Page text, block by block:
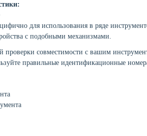
для использования в ряде
с подобными механизмами.
проверки совместимости с вашим
правильные идентификационные